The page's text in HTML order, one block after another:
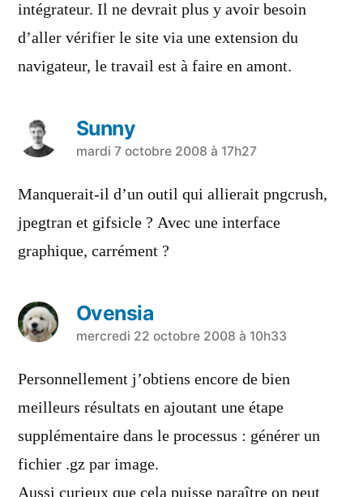
intégrateur. Il ne devrait plus y avoir besoin
d’aller vérifier le site via une extension du
navigateur, le travail est à faire en amont.
Sunny
a
dit :
mardi 7 octobre 2008 à 17h27
Manquerait-il d’un outil qui allierait pngcrush,
jpegtran et gifsicle ? Avec une interface
graphique, carrément ?
Ovensia
a
dit :
mercredi 22 octobre 2008 à 10h33
Personnellement j’obtiens encore de bien
meilleurs résultats en ajoutant une étape
supplémentaire dans le processus : générer un
fichier .gz par image.
Aussi curieux que cela puisse paraître on peut